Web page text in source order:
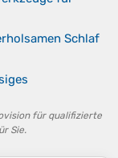
Schlaf
für qualifizierte
Sie.